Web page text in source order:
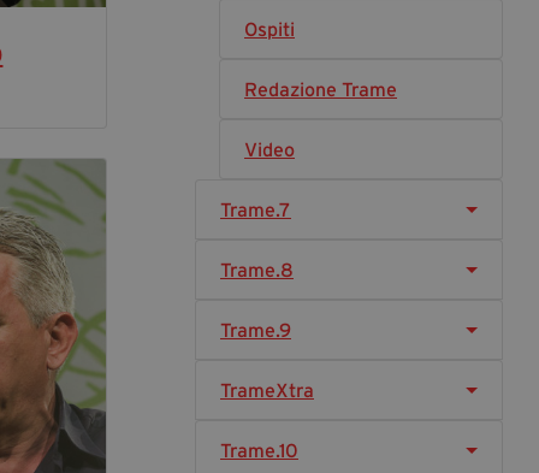
Civico Trame
#Trameascuola
Archivio Storico
Contatti
segreteria@tramefestival.it
info@tramefestival.it
+39 346 954 4078
Ospiti
Redazione Trame
Video
Trame.7
Trame.8
Trame.9
TrameXtra
Trame.10